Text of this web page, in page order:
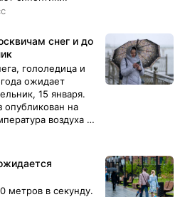
снег и до
гололедица и
ожидает
15 января.
опубликован на
воздуха в
в
–4.В Московской
до –6 градусов.
–7.
метров в секунду.